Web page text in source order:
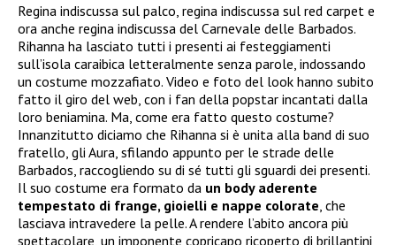
Regina indiscussa sul palco, regina indiscussa sul red carpet e
ora anche regina indiscussa del Carnevale delle Barbados.
Rihanna ha lasciato tutti i presenti ai festeggiamenti
sull’isola caraibica letteralmente senza parole, indossando
un costume mozzafiato. Video e foto del look hanno subito
fatto il giro del web, con i fan della popstar incantati dalla
loro beniamina. Ma, come era fatto questo costume?
Innanzitutto diciamo che Rihanna si è unita alla band di suo
fratello, gli Aura, sfilando appunto per le strade delle
Barbados, raccogliendo su di sé tutti gli sguardi dei presenti.
Il suo costume era formato da un body aderente
tempestato di frange, gioielli e nappe colorate , che
lasciava intravedere la pelle. A rendere l’abito ancora più
spettacolare, un imponente copricapo ricoperto di brillantini